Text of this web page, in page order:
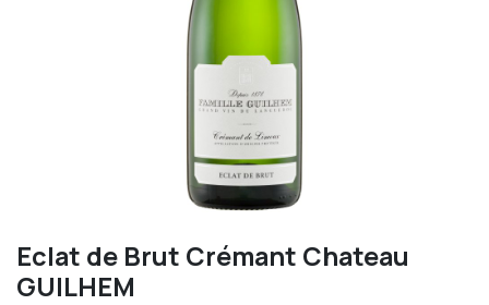
Eclat de Brut Crémant Chateau
GUILHEM